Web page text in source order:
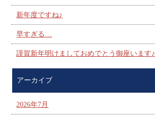
新年度ですね♪
早すぎる…
謹賀新年明けましておめでとう御座います♪
アーカイブ
2026年7月